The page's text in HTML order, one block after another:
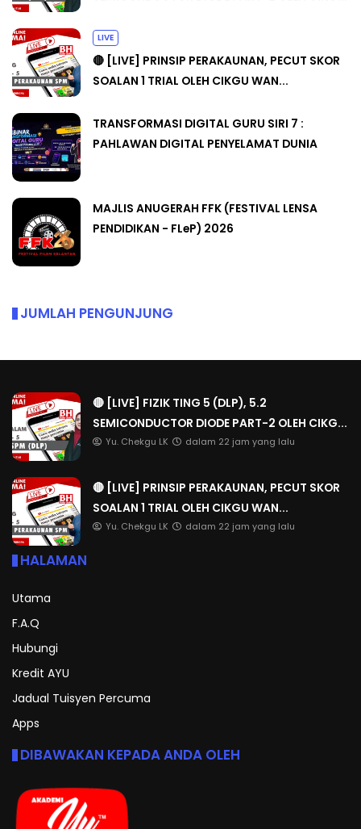
LIVE
🔴 [LIVE] PRINSIP PERAKAUNAN, PECUT SKOR
SOALAN 1 TRIAL OLEH CIKGU WAN...
TRANSFORMASI DIGITAL GURU SIRI 7 :
PAHLAWAN DIGITAL PENYELAMAT DUNIA
MAJLIS ANUGERAH FFK (FESTIVAL LENSA
PENDIDIKAN - FLeP) 2026
JUMLAH PENGUNJUNG
🔴 [LIVE] FIZIK TING 5 (DLP), 5.2
SEMICONDUCTOR DIODE PART-2 OLEH CIKG...
Yu. Chekgu LK dalam 22 jam yang lalu
🔴 [LIVE] PRINSIP PERAKAUNAN, PECUT SKOR
SOALAN 1 TRIAL OLEH CIKGU WAN...
Yu. Chekgu LK dalam 22 jam yang lalu
HALAMAN
Utama
F.A.Q
Hubungi
Kredit AYU
Jadual Tuisyen Percuma
Apps
DIBAWAKAN KEPADA ANDA OLEH